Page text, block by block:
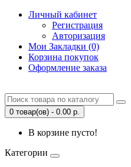
Личный кабинет
Регистрация
Авторизация
Мои Закладки (0)
Корзина покупок
Оформление заказа
0 товар(ов) - 0.00 р.
В корзине пусто!
Категории